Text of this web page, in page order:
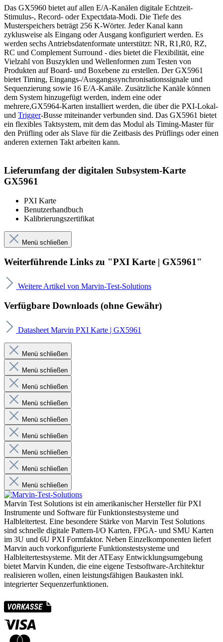
Das GX5960 bietet auf allen E/A-Kanälen digitale Echtzeit-
Stimulus-, Record- oder Expectdata-Modi. Die Tiefe des
Musterspeichers beträgt 256 K-Wörter. Jeder Kanal kann
zyklusweise als Eingang oder Ausgang konfiguriert werden. Es
werden sechs Antriebsdatenformate unterstützt: NR, R1,R0, RZ,
RC und Complement Surround - dies bietet die Flexibilität, eine
Vielzahl von Buszyklen und Wellenformen zum Testen von
Produkten auf Board- und Boxebene zu erstellen. Der GX5961
bietet Timing, Eingangs-/Ausgangssynchronisationssignale und
Sequenzierung sowie 16 E/A-Kanäle. Zusätzliche Kanäle können
dem System hinzugefügt werden, indem eine oder
mehrere,GX5964-Karten installiert werden, die über die PXI-Lokal-
und Trigger-Busse miteinander verbunden sind. Das GX5961 bietet
ein flexibles Taktsystem, mit dem das Modul als Timing-Master für
den Prüfling oder als Slave für die Zeitbasis des Prüflings oder einen
anderen externen Takt arbeiten kann.
Lieferumfang der digitalen Subsystem-Karte
GX5961
PXI Karte
Benutzerhandbuch
Kalibrierungszertifikat
Menü schließen
Weiterführende Links zu "PXI Karte | GX5961"
Weitere Artikel von Marvin-Test-Solutions
Verfügbare Downloads (ohne Gewähr)
Datasheet Marvin PXI Karte | GX5961
Menü schließen
Menü schließen
Menü schließen
Menü schließen
Menü schließen
Menü schließen
Menü schließen
Menü schließen
Menü schließen
Marvin Test Solutions ist ein amerikanischer Hersteller für PXI
Instrumente und Software für Funktionstestsysteme und
Halbleitertest. Eine besondere Stärke von Marvin Test Solutions
sind schnelle digitale Pattern-I/O Karten, FPGA- und SMU Karten
im 3U und 6U PXI Formfaktor. Neben Einzelkomponenten liefert
Marvin auch vorkonfigurierte Funktionstestsysteme und
Halbleitertestsysteme. Mit der ATEasy Entwicklungsumgebung
bietet Marvin Kunden, die eine eigene Testsoftware-Architektur
realisieren wollen, einen leistungsfähigen Baukasten inkl.
integrierter Sequenzerfunktionen.